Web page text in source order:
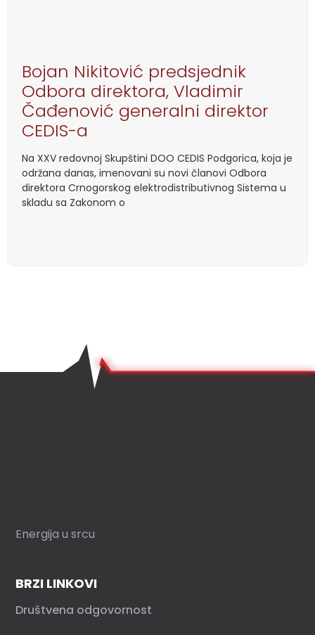
Bojan Nikitović predsjednik
Odbora direktora, Vladimir
Čađenović generalni direktor
CEDIS-a
Na XXV redovnoj Skupštini DOO CEDIS Podgorica, koja je
održana danas, imenovani su novi članovi Odbora
direktora Crnogorskog elektrodistributivnog Sistema u
skladu sa Zakonom o
Energija u srcu
BRZI LINKOVI
Društvena odgovornost